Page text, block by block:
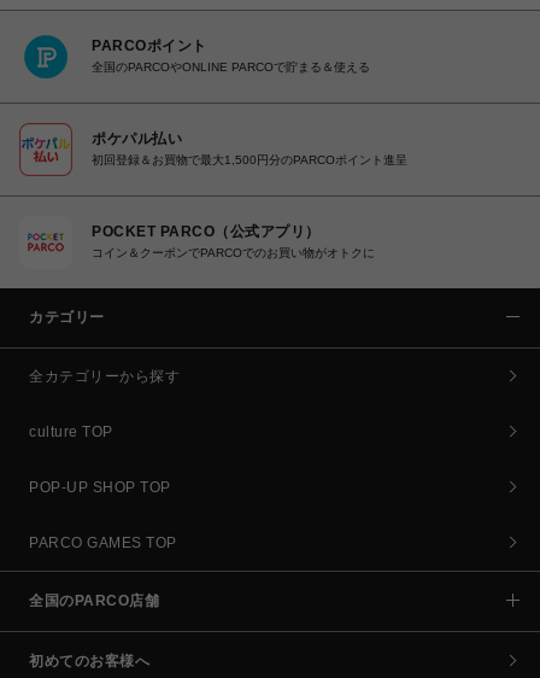
PARCOポイント
全国のPARCOやONLINE PARCOで貯まる＆使える
ポケパル払い
初回登録＆お買物で最大1,500円分のPARCOポイント進呈
POCKET PARCO（公式アプリ）
コイン＆クーポンでPARCOでのお買い物がオトクに
カテゴリー
全カテゴリーから探す
culture TOP
POP-UP SHOP TOP
PARCO GAMES TOP
全国のPARCO店舗
初めてのお客様へ